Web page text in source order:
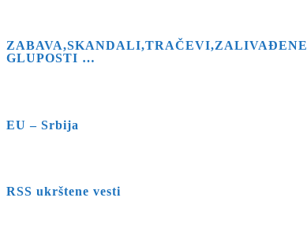
ZABAVA,SKANDALI,TRAČEVI,ZALIVAĐENE
GLUPOSTI …
EU – Srbija
RSS ukrštene vesti